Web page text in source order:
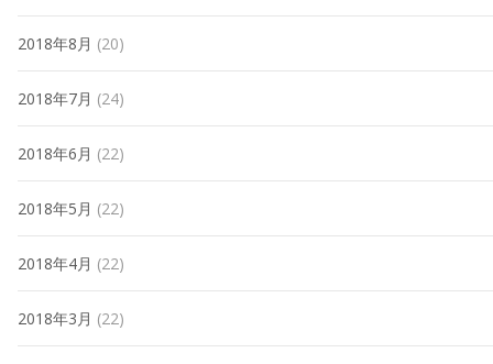
2018年8月 (20)
2018年7月 (24)
2018年6月 (22)
2018年5月 (22)
2018年4月 (22)
2018年3月 (22)